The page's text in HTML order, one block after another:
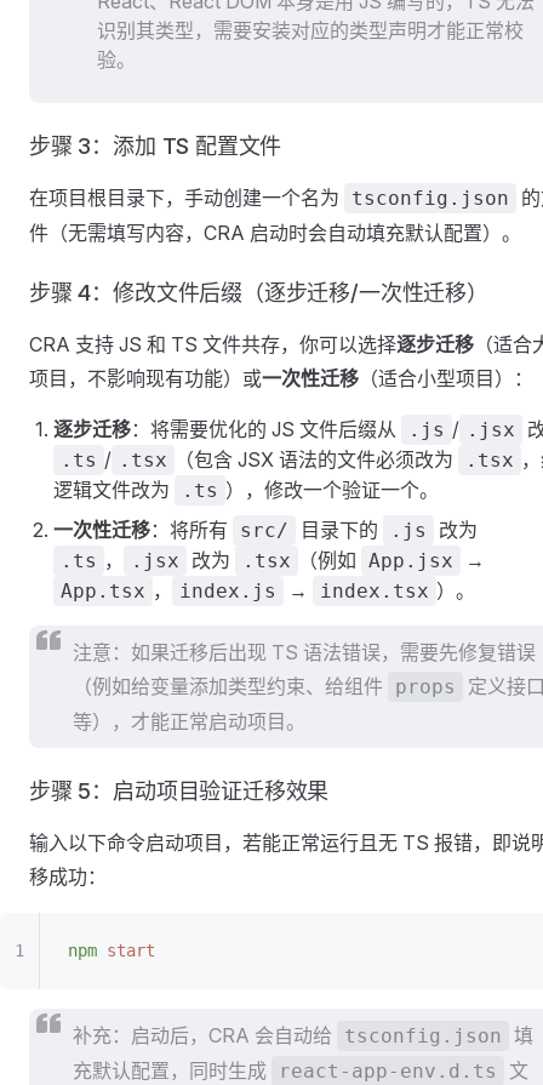
识别其类型，需要安装对应的类型声明才能正常校
验。
步骤 3：添加 TS 配置文件
在项目根目录下，手动创建一个名为 tsconfig.json
件（无需填写内容，CRA 启动时会自动填充默认配置）。
步骤 4：修改文件后缀（逐步迁移/一次性迁移）
CRA 支持 JS 和 TS 文件共存，你可以选择逐步迁移 （适合
项目，不影响现有功能）或一次性迁移 （适合小型项目）：
逐步迁移：将需要优化的 JS 文件后缀从 .js / .jsx
.ts / .tsx （包含 JSX 语法的文件必须改为 .tsx
逻辑文件改为
.ts ），修改一个验证一个。
一次性迁移：将所有 src/ 目录下的 .js 改为
.ts ， .jsx 改为 .tsx （例如 App.jsx →
App.tsx ， index.js → index.tsx ）。
注意：如果迁移后出现 TS 语法错误，需要先修复错误
（例如给变量添加类型约束、给组件 props
定义接
等），才能正常启动项目。
步骤 5：启动项目验证迁移效果
输入以下命令启动项目，若能正常运行且无 TS 报错，即说
移成功：
npm start
补充：启动后，CRA 会自动给 tsconfig.json
填
充默认配置，同时生成
react-app-env.d.ts
文